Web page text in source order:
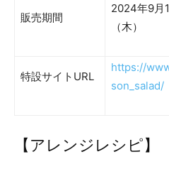
販売期間
2024年9月
（木）
特設サイトURL
https://
son_salad/
【アレンジレシピ】